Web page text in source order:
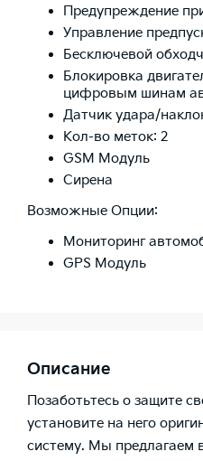
Предупреждение
Управление
Бесключевой
Блокировка
цифровым шинам
Датчик удара/
Кол-во меток: 2
GSM Модуль
Сирена
Возможные Опции:
Мониторинг
GPS Модуль
Описание
Позаботьтесь о защите
установите на него
систему. Мы предлагаем